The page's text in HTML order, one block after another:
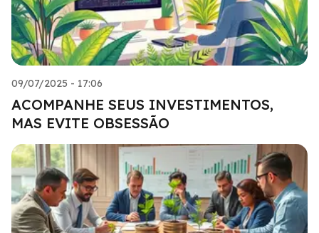
09/07/2025 - 17:06
ACOMPANHE SEUS INVESTIMENTOS,
MAS EVITE OBSESSÃO